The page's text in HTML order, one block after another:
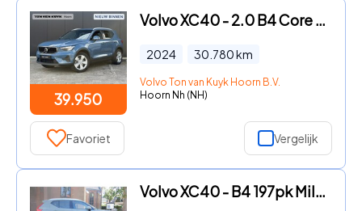
39.950
Volvo XC40 - 2.0 B4 Core park assist/ intelliesafe/ climate line/ trekhaa
2024 30.780km
Volvo Ton van Kuyk Hoorn B.V.
Hoorn Nh (NH)
Favoriet Vergelijk
Volvo XC40 - B4 197pk Mild Hybrid Aut Core-LEER-360gr.CAMERA-24.000 KM